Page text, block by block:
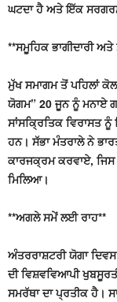
ਘਟਦਾ ਹੈ ਅਤੇ ਇੱਕ ਸਰਗਰਮ
**ਸਮੂਹਿਕ ਭਾਗੀਦਾਰੀ
ਮੁੱਖ ਸਮਾਗਮ ਤੋਂ ਪਹਿਲਾਂ
ਯੋਗਮ” 20 ਜੂਨ ਨੂੰ ਮਨਾਏ
ਸਾਂਸਕ੍ਰਿਤਿਕ ਵਿਰਾਸਤ
ਹਨ। ਸੱਭਾ ਮੰਤਰਾਲੇ ਨੇ
ਕਾਰਜਕ੍ਰਮ ਕਰਵਾਏ,
ਮਿਲਿਆ।
**ਅਗਲੇ ਸਮੇਂ ਲਈ ਰਾਹ**
ਅੰਤਰਰਾਸ਼ਟਰੀ ਯੋਗਾ
ਦੀ ਵਿਸ਼ਵਵਿਆਪੀ
ਸਮਰੱਥਾ ਦਾ ਪ੍ਰਤੀਕ ਹੈ।